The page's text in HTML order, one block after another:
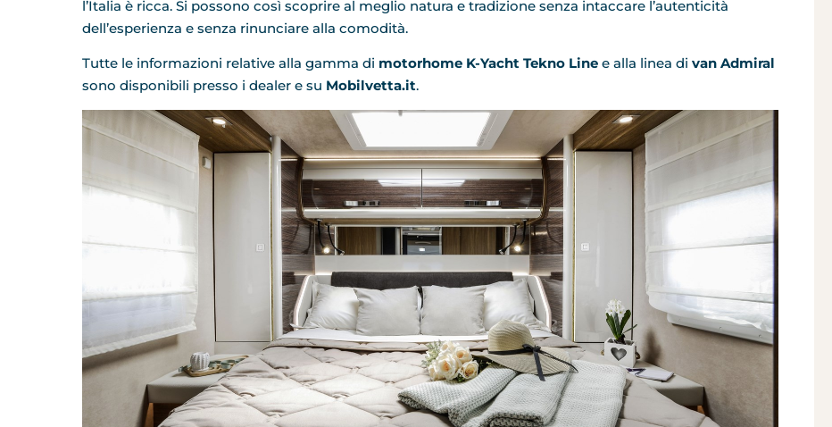
l’Italia è ricca. Si possono così scoprire al meglio natura e tradizione senza intaccare l’autenticità
dell’esperienza e senza rinunciare alla comodità.
Tutte le informazioni relative alla gamma di motorhome K-Yacht Tekno Line e alla linea di van Admiral
sono disponibili presso i dealer e su Mobilvetta.it.